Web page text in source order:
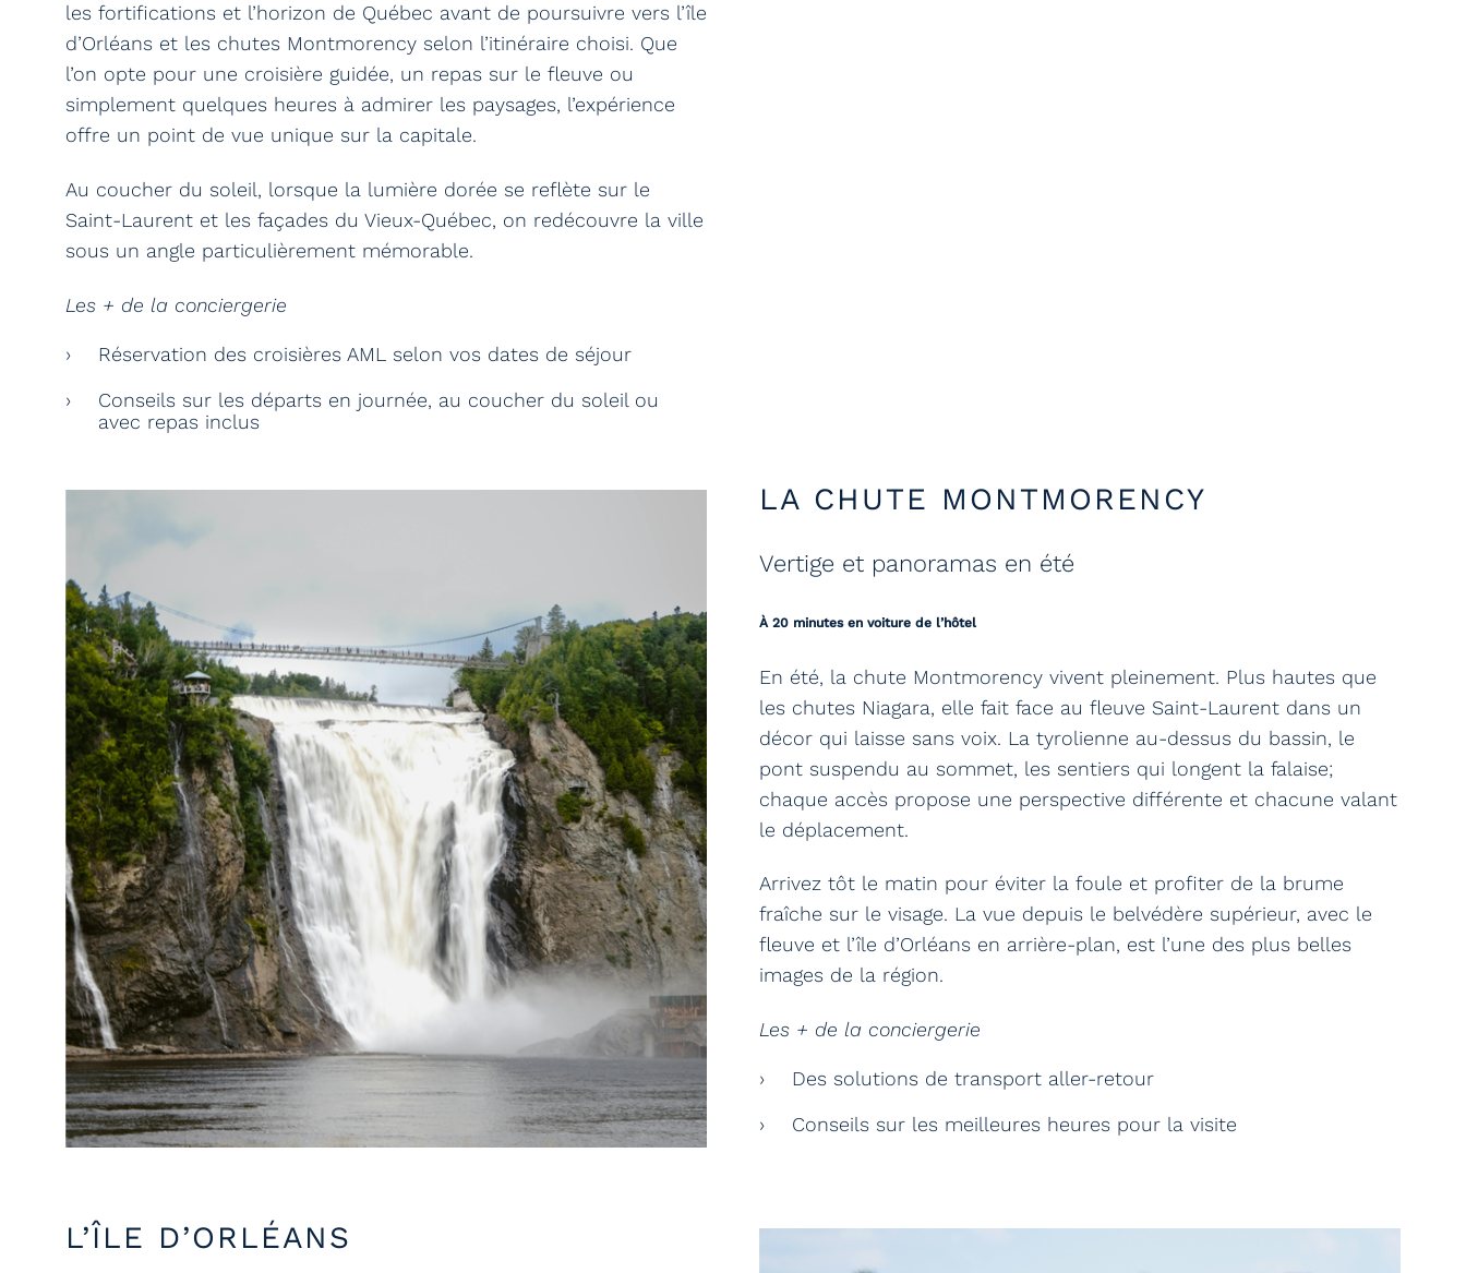
les fortifications et l’horizon de Québec avant de poursuivre vers l’île
d’Orléans et les chutes Montmorency selon l’itinéraire choisi. Que
l’on opte pour une croisière guidée, un repas sur le fleuve ou
simplement quelques heures à admirer les paysages, l’expérience
offre un point de vue unique sur la capitale.
Au coucher du soleil, lorsque la lumière dorée se reflète sur le
Saint-Laurent et les façades du Vieux-Québec, on redécouvre la ville
sous un angle particulièrement mémorable.
Les + de la conciergerie
Réservation des croisières AML selon vos dates de séjour
Conseils sur les départs en journée, au coucher du soleil ou
avec repas inclus
LA CHUTE MONTMORENCY
Vertige et panoramas en été
À 20 minutes en voiture de l’hôtel
En été, la chute Montmorency vivent pleinement. Plus hautes que
les chutes Niagara, elle fait face au fleuve Saint-Laurent dans un
décor qui laisse sans voix. La tyrolienne au-dessus du bassin, le
pont suspendu au sommet, les sentiers qui longent la falaise;
chaque accès propose une perspective différente et chacune valant
le déplacement.
Arrivez tôt le matin pour éviter la foule et profiter de la brume
fraîche sur le visage. La vue depuis le belvédère supérieur, avec le
fleuve et l’île d’Orléans en arrière-plan, est l’une des plus belles
images de la région.
Les + de la conciergerie
Des solutions de transport aller-retour
Conseils sur les meilleures heures pour la visite
L’ÎLE D’ORLÉANS